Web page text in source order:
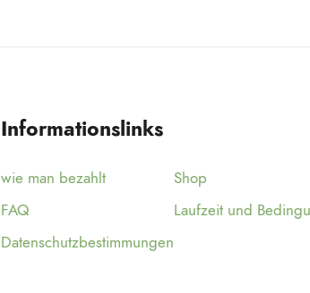
Informationslinks
wie man bezahlt
Shop
FAQ
Laufzeit und
Datenschutzbestimmungen